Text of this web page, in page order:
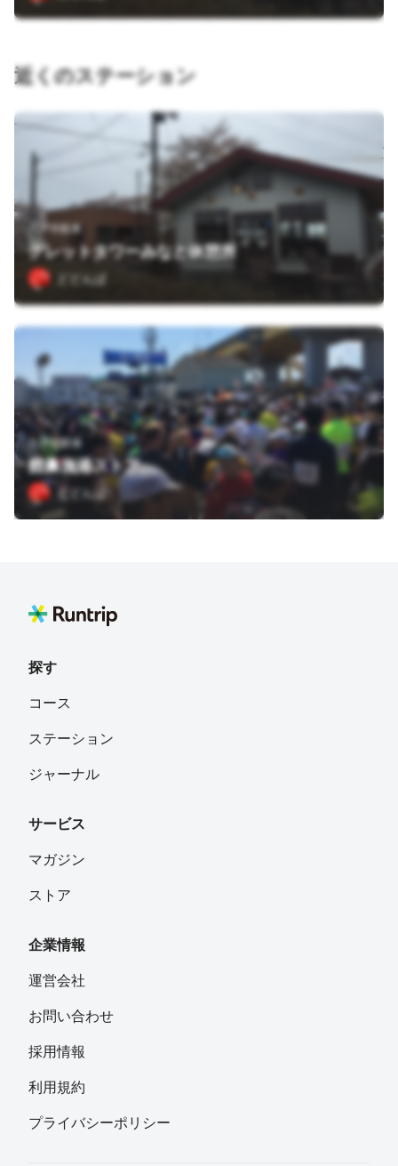
近くのステーション
八戸市館鼻
グレットタワーみなと休憩所
どどんぱ
八戸市新湊
館鼻漁港ストア
どどんぱ
探す
コース
ステーション
ジャーナル
サービス
マガジン
ストア
企業情報
運営会社
お問い合わせ
採用情報
利用規約
プライバシーポリシー